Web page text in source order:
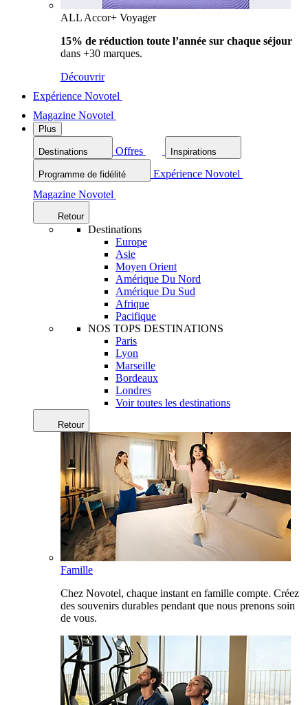
ALL Accor+ Voyager
15% de réduction toute l’année sur chaque séjour
dans +30 marques.
Découvrir
Expérience Novotel
Magazine Novotel
Plus
Destinations Offres Inspirations
Programme de fidélité
Expérience Novotel
Magazine Novotel
Retour
Destinations
Europe
Asie
Moyen Orient
Amérique Du Nord
Amérique Du Sud
Afrique
Pacifique
NOS TOPS DESTINATIONS
Paris
Lyon
Marseille
Bordeaux
Londres
Voir toutes les destinations
Retour
Famille
Chez Novotel, chaque instant en famille compte. Créez
des souvenirs durables pendant que nous prenons soin
de vous.